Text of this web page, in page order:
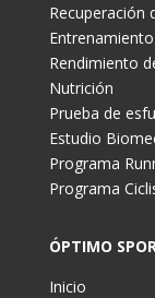
Recuperación
Rendimiento
Nutrición
Prueba de
Estudio
Programa
Programa
ÓPTIMO
Inicio